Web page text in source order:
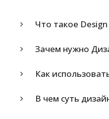
Что такое
Зачем нужно
Как
В чем суть